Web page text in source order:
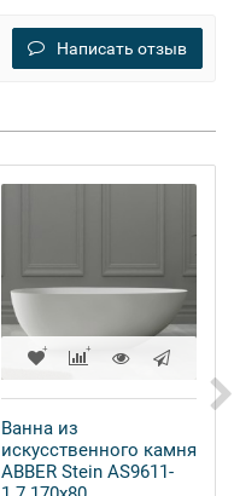
Написать отзыв
Ванна из
искусственного камня
ABBER Stein AS9611-